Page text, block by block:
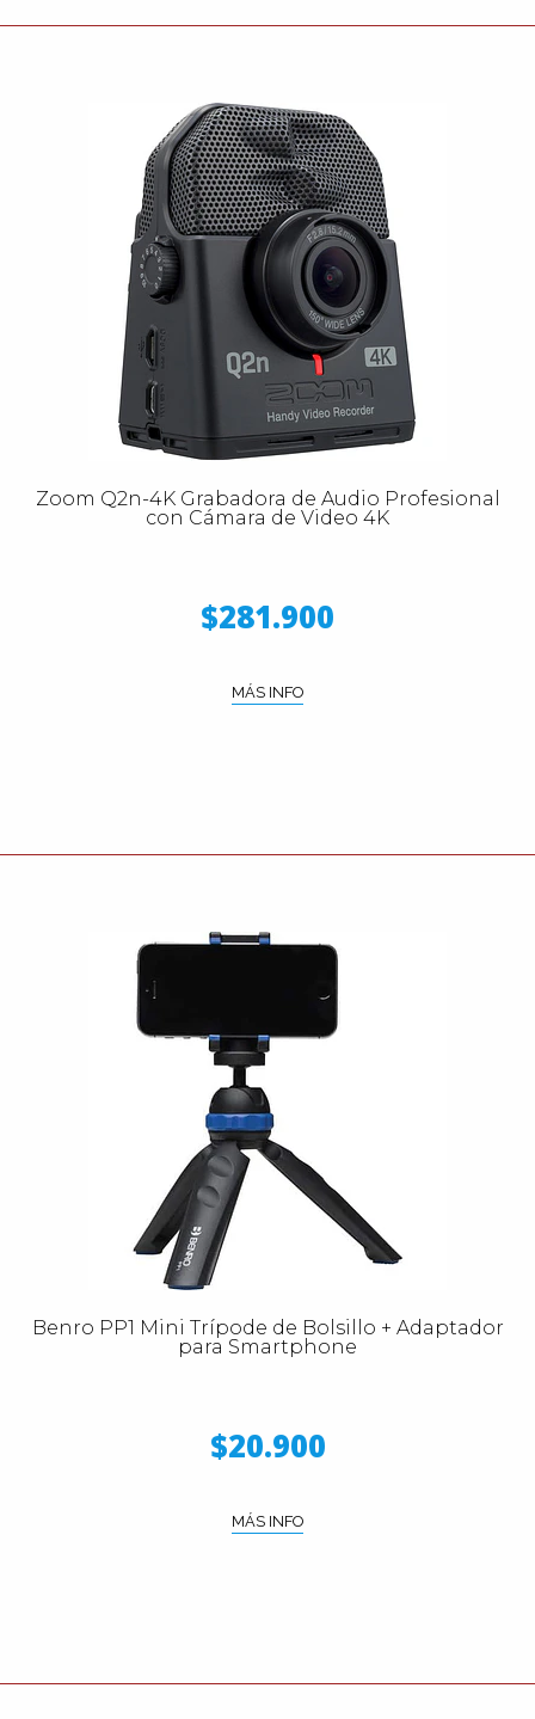
Zoom Q2n-4K Grabadora de Audio Profesional
con Cámara de Video 4K
$281.900
MÁS INFO
Benro PP1 Mini Trípode de Bolsillo + Adaptador
para Smartphone
$20.900
MÁS INFO